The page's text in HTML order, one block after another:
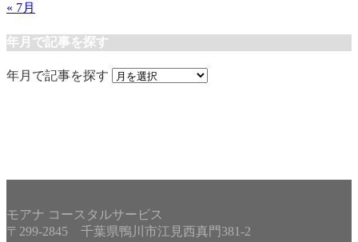
« 7月
年月で記事を探す
年月で記事を探す
モアナ コースタルサービス
〒299-2845 千葉県鴨川市江見西真門381-2